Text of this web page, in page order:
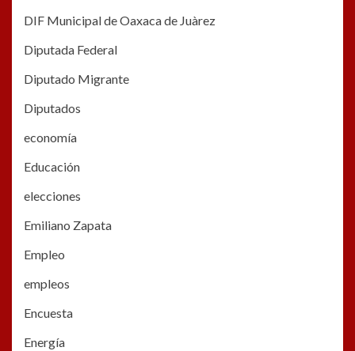
DIF Municipal de Oaxaca de Juàrez
Diputada Federal
Diputado Migrante
Diputados
economía
Educación
elecciones
Emiliano Zapata
Empleo
empleos
Encuesta
Energía